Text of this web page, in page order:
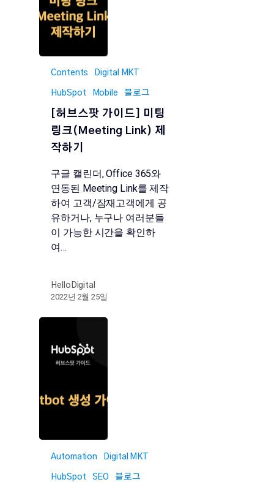
Contents Digital MKT
HubSpot Mobile 블로그
​​[허브스팟 가이드] 미팅
링크(Meeting Link) 제
작하기
구글 캘린더, Office 365와
연동된 Meeting Link를 제작
하여 고객/잠재고객에게 공
유하거나, 누구나 여러분들
이 가능한 시간을 확인하
여…
HelloDigital
2022년 2월 25일
Automation Digital MKT
HubSpot SEO 블로그